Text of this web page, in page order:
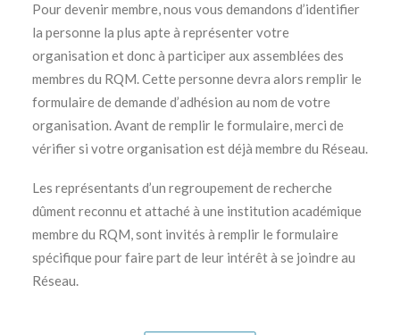
Pour devenir membre, nous vous demandons d’identifier
la personne la plus apte à représenter votre
organisation et donc à participer aux assemblées des
membres du RQM. Cette personne devra alors remplir le
formulaire de demande d’adhésion au nom de votre
organisation. Avant de remplir le formulaire, merci de
vérifier si votre organisation est déjà membre du Réseau.
Les représentants d’un regroupement de recherche
dûment reconnu et attaché à une institution académique
membre du RQM, sont invités à remplir le formulaire
spécifique pour faire part de leur intérêt à se joindre au
Réseau.